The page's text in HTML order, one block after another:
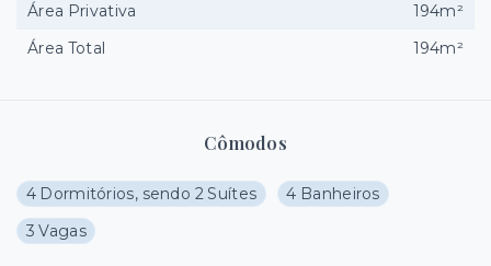
Cômodos
4 Dormitórios, sendo 2 Suítes
4 Banheiros
3 Vagas
Área Privativa
194m²
Área Total
194m²